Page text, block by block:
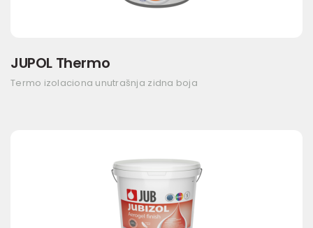
JUPOL Thermo
Termo izolaciona unutrašnja zidna boja